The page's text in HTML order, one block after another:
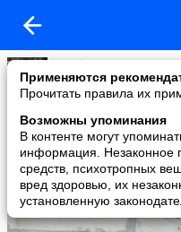
Применяются
Прочитать правила их
Возможны упоминания
В контенте могут
информация. Незаконное
средств, психотропных
вред здоровью, их
установленную
Nataly
added a photo
02 Oct в 18:32